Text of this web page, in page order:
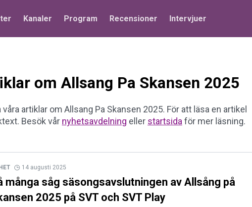
Kanaler Program Recensioner Intervjuer
om Allsang Pa Skansen 2025
artiklar om Allsang Pa Skansen 2025. För att läsa en artikel
Besök vår nyhetsavdelning eller startsida för mer läsning.
14 augusti 2025
många såg säsongsavslutningen av Allsång på
2025 på SVT och SVT Play